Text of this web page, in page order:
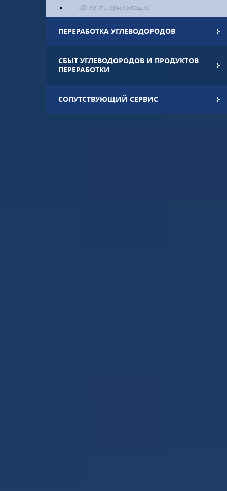
UD-ленты армирующие
ПЕРЕРАБОТКА УГЛЕВОДОРОДОВ
СБЫТ УГЛЕВОДОРОДОВ И ПРОДУКТОВ
ПЕРЕРАБОТКИ
СОПУТСТВУЮЩИЙ СЕРВИС